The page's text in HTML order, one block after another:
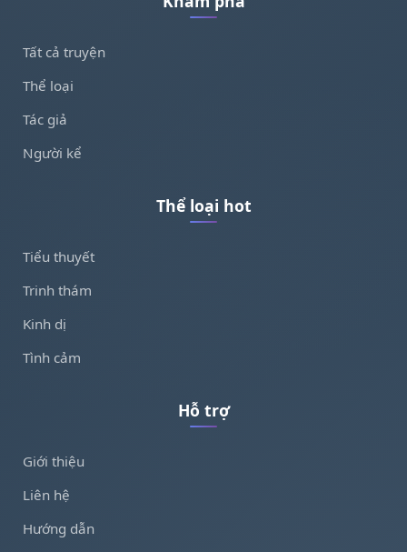
Tất cả truyện
Thể loại
Tác giả
Người kể
Thể loại hot
Tiểu thuyết
Trinh thám
Kinh dị
Tình cảm
Hỗ trợ
Giới thiệu
Liên hệ
Hướng dẫn